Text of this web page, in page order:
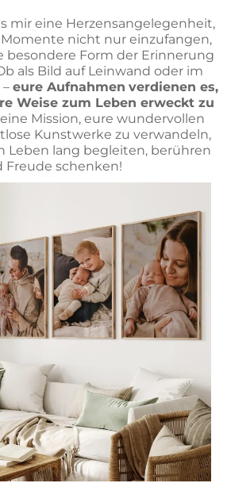
mir eine Herzensangelegenheit,
nicht nur einzufangen,
besondere Form der Erinnerung
als Bild auf Leinwand oder im
eure Aufnahmen verdienen es,
Weise zum Leben erweckt zu
Mission, eure wundervollen
Kunstwerke zu verwandeln,
Leben lang begleiten, berühren
Freude schenken!